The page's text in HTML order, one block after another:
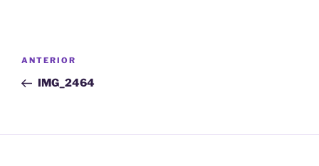
Navigare
articole
Articolul
anterior
ANTERIOR
IMG_2464